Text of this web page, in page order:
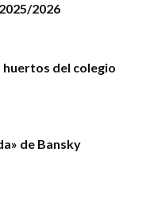
2026
huertos del colegio
de Bansky